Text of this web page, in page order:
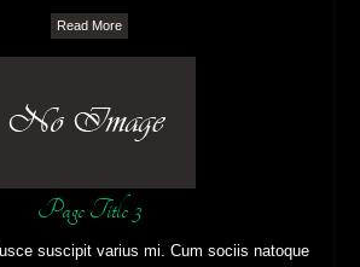
Read More
Page Title 3
suscipit varius mi. Cum sociis natoque